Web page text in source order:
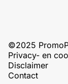
©2025
Privacy- en
Disclaimer
Contact